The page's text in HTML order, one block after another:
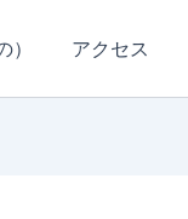
アクセス